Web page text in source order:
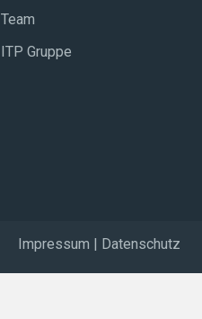
Team
ITP Gruppe
Impressum | Datenschutz